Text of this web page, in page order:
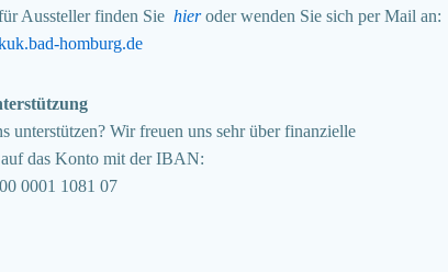
Aussteller finden Sie hieroder wenden Sie sich per Mail an:
homburg.de
unterstützen? Wir freuen uns sehr über finanzielle
das Konto mit der IBAN:
0001 1081 07